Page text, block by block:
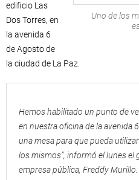
Uno de los
edificio Las
Dos Torres, en
la avenida 6
de Agosto de
la ciudad de La Paz.
Hemos habilitado un punto de
en nuestra oficina de la avenida
una mesa para que pueda
los mismos”, informó el lunes el
empresa pública, Freddy Murillo.